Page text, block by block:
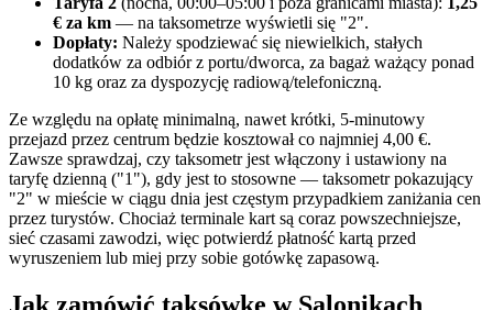
€ za km — na taksometrze wyświetli się "2".
Dopłaty: Należy spodziewać się niewielkich, stałych
dodatków za odbiór z portu/dworca, za bagaż ważący ponad
10 kg oraz za dyspozycję radiową/telefoniczną.
Ze względu na opłatę minimalną, nawet krótki, 5-minutowy
przejazd przez centrum będzie kosztował co najmniej 4,00 €.
Zawsze sprawdzaj, czy taksometr jest włączony i ustawiony na
taryfę dzienną ("1"), gdy jest to stosowne — taksometr pokazujący
"2" w mieście w ciągu dnia jest częstym przypadkiem zaniżania cen
przez turystów. Chociaż terminale kart są coraz powszechniejsze,
sieć czasami zawodzi, więc potwierdź płatność kartą przed
wyruszeniem lub miej przy sobie gotówkę zapasową.